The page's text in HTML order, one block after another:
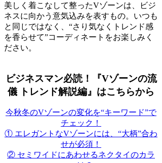
美しく着こなして整ったVゾーンは、ビジ
ネスに向かう意気込みを表すもの。いつも
と同じではなく、“さり気なくトレンド感
を香らせて”コーディネートをお楽しみく
ださい。
ビジネスマン必読！『Vゾーンの流
儀 トレンド解説編』はこちらから
今秋冬のVゾーンの変化を“キーワード”で
チェック！
① エレガントなVゾーンには、“大柄”合わ
せが必須！
② セミワイドにあわせるネクタイのカラ